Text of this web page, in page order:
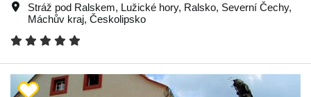
Stráž pod Ralskem, Lužické hory, Ralsko, Severní Čechy,
Máchův kraj, Českolipsko